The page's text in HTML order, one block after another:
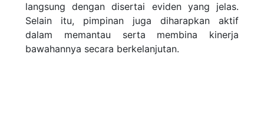
langsung dengan disertai eviden yang jelas.
Selain itu, pimpinan juga diharapkan aktif
dalam memantau serta membina kinerja
bawahannya secara berkelanjutan.